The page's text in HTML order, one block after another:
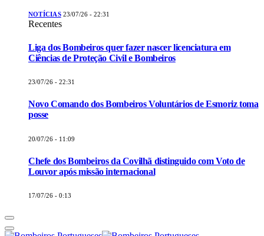
NOTÍCIAS 23/07/26 - 22:31
Recentes
Liga dos Bombeiros quer fazer nascer licenciatura em
Ciências de Proteção Civil e Bombeiros
23/07/26 - 22:31
Novo Comando dos Bombeiros Voluntários de Esmoriz toma
posse
20/07/26 - 11:09
Chefe dos Bombeiros da Covilhã distinguido com Voto de
Louvor após missão internacional
17/07/26 - 0:13